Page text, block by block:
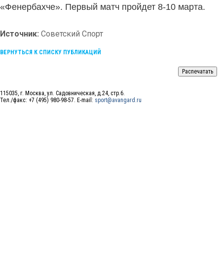
«Фенербахче». Первый матч пройдет 8-10 марта.
Источник: Советский Спорт
ВЕРНУТЬСЯ К СПИСКУ ПУБЛИКАЦИЙ
115035, г. Москва, ул. Садовническая, д.24, стр.6.
Тел./факс: +7 (495) 980-98-57. E-mail: sport@avangard.ru